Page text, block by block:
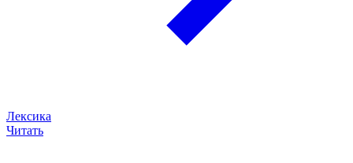
Лексика
Читать